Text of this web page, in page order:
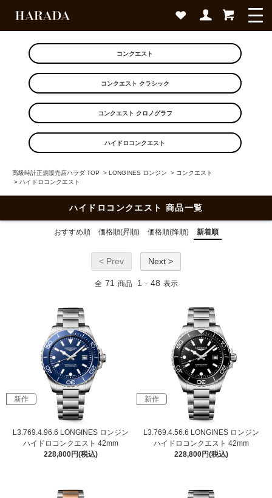
コンクエスト
コンクエスト クラシック
コンクエスト クロノグラフ
ハイドロコンクエスト
高級時計正規販売店ハラダ TOP > LONGINES ロンジン > コンクエスト
> ハイドロコンクエスト
ハイドロコンクエスト 商品一覧
おすすめ順 価格順(昇順) 価格順(降順) 新着順
< Prev Next >
全 71 商品 1 - 48 表示
新作
L3.769.4.96.6 LONGINES ロンジン
ハイドロコンクエスト 42mm
228,800円(税込)
新作
L3.769.4.56.6 LONGINES ロンジン
ハイドロコンクエスト 42mm
228,800円(税込)